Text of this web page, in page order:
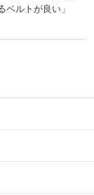
ルトが良い」